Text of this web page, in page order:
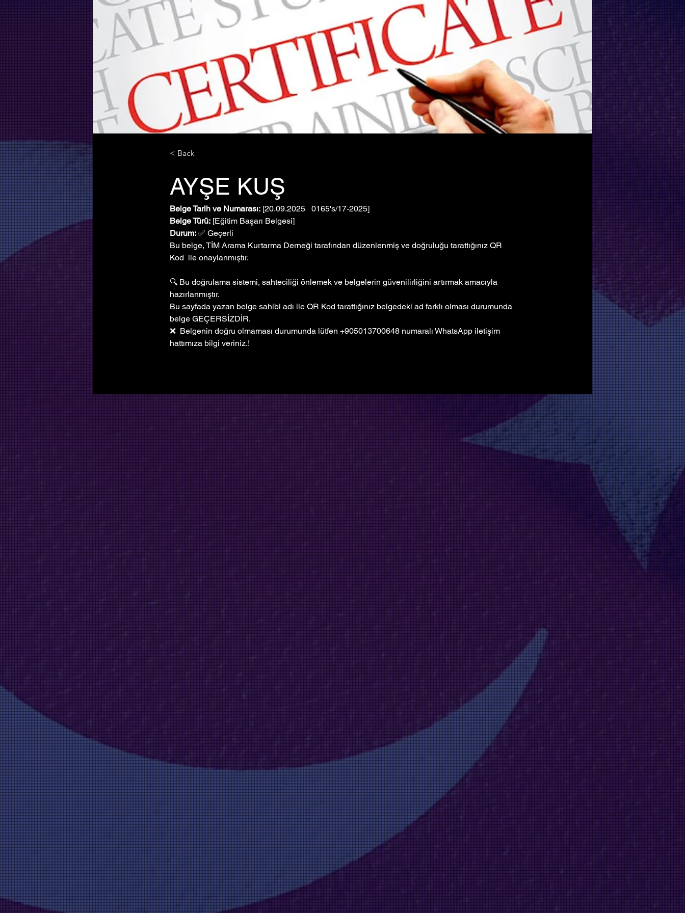
< Back
AYŞE KUŞ
Belge Tarih ve Numarası: [20.09.2025   0165's/17-2025]
Belge Türü: [Eğitim Başarı Belgesi]
Durum: ✅ Geçerli
Bu belge, TİM Arama Kurtarma Derneği tarafından düzenlenmiş ve doğruluğu tarattığınız QR
Kod  ile onaylanmıştır.
🔍 Bu doğrulama sistemi, sahteciliği önlemek ve belgelerin güvenilirliğini artırmak amacıyla
hazırlanmıştır.
Bu sayfada yazan belge sahibi adı ile QR Kod tarattığınız belgedeki ad farklı olması durumunda
belge GEÇERSİZDİR.
❌  Belgenin doğru olmaması durumunda lütfen +905013700648 numaralı WhatsApp iletişim
hattımıza bilgi veriniz.!